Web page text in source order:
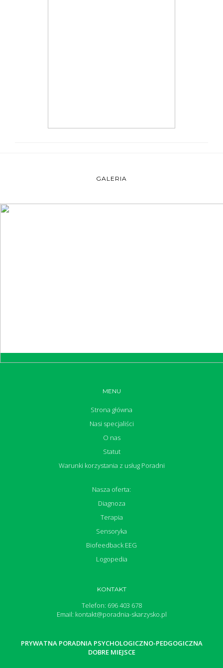
GALERIA
MENU
Strona główna
Nasi specjaliści
O nas
Statut
Warunki korzystania z usług Poradni
Nasza oferta:
Diagnoza
Terapia
Sensoryka
Biofeedback EEG
Logopedia
KONTAKT
Telefon: 696 403 678
Email: kontakt@poradnia-skarzysko.pl
PRYWATNA PORADNIA PSYCHOLOGICZNO-PEDGOGICZNA
DOBRE MIEJSCE